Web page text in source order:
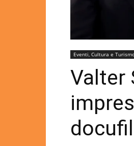
Eventi, Cultura e
Valter